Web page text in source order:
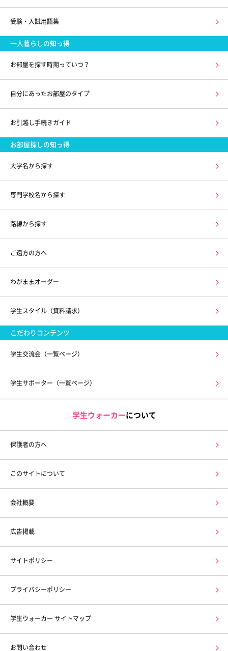
受験・入試用語集
一人暮らしの知っ得
お部屋を探す時期っていつ？
自分にあったお部屋のタイプ
お引越し手続きガイド
お部屋探しの知っ得
大学名から探す
専門学校名から探す
路線から探す
ご遠方の方へ
わがままオーダー
学生スタイル（資料請求）
こだわりコンテンツ
学生交流会（一覧ページ）
学生サポーター（一覧ページ）
学生ウォーカーについて
保護者の方へ
このサイトについて
会社概要
広告掲載
サイトポリシー
プライバシーポリシー
学生ウォーカー サイトマップ
お問い合わせ